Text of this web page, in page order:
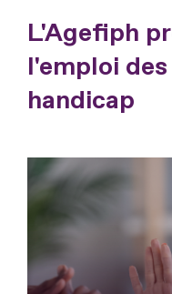
L'Agefiph
l'emploi
handicap